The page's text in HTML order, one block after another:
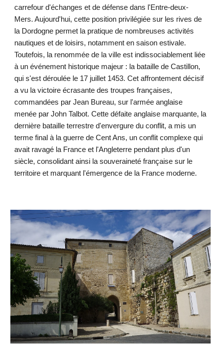
carrefour d'échanges et de défense dans l'Entre-deux-
Mers. Aujourd'hui, cette position privilégiée sur les rives de
la Dordogne permet la pratique de nombreuses activités
nautiques et de loisirs, notamment en saison estivale.
Toutefois, la renommée de la ville est indissociablement liée
à un événement historique majeur : la bataille de Castillon,
qui s'est déroulée le 17 juillet 1453. Cet affrontement décisif
a vu la victoire écrasante des troupes françaises,
commandées par Jean Bureau, sur l'armée anglaise
menée par John Talbot. Cette défaite anglaise marquante, la
dernière bataille terrestre d'envergure du conflit, a mis un
terme final à la guerre de Cent Ans, un conflit complexe qui
avait ravagé la France et l'Angleterre pendant plus d'un
siècle, consolidant ainsi la souveraineté française sur le
territoire et marquant l'émergence de la France moderne.